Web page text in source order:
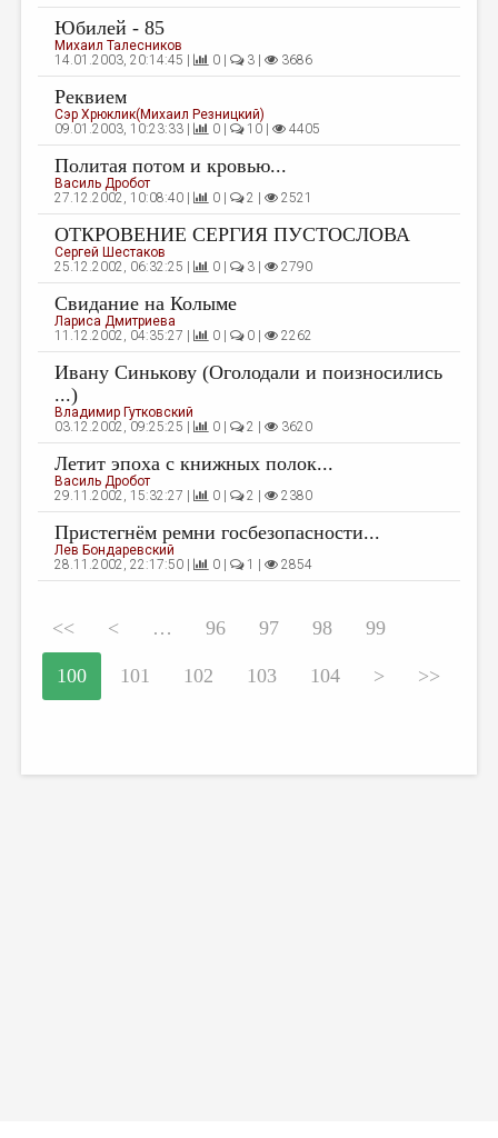
Юбилей - 85
Михаил Талесников
14.01.2003, 20:14:45 |
0 | 3 | 3686
Реквием
Сэр Хрюклик(Михаил Резницкий)
09.01.2003, 10:23:33 |
0 | 10 | 4405
Политая потом и кровью...
Василь Дробот
27.12.2002, 10:08:40 |
0 | 2 | 2521
ОТКРОВЕНИЕ СЕРГИЯ ПУСТОСЛОВА
Сергей Шестаков
25.12.2002, 06:32:25 |
0 | 3 | 2790
Свидание на Колыме
Лариса Дмитриева
11.12.2002, 04:35:27 |
0 | 0 | 2262
Ивану Синькову (Оголодали и поизносились
...)
Владимир Гутковский
03.12.2002, 09:25:25 |
0 | 2 | 3620
Летит эпоха с книжных полок...
Василь Дробот
29.11.2002, 15:32:27 |
0 | 2 | 2380
Пристегнём ремни госбезопасности...
Лев Бондаревский
28.11.2002, 22:17:50 |
0 | 1 | 2854
<< < … 96 97 98 99
100 101 102 103 104 > >>